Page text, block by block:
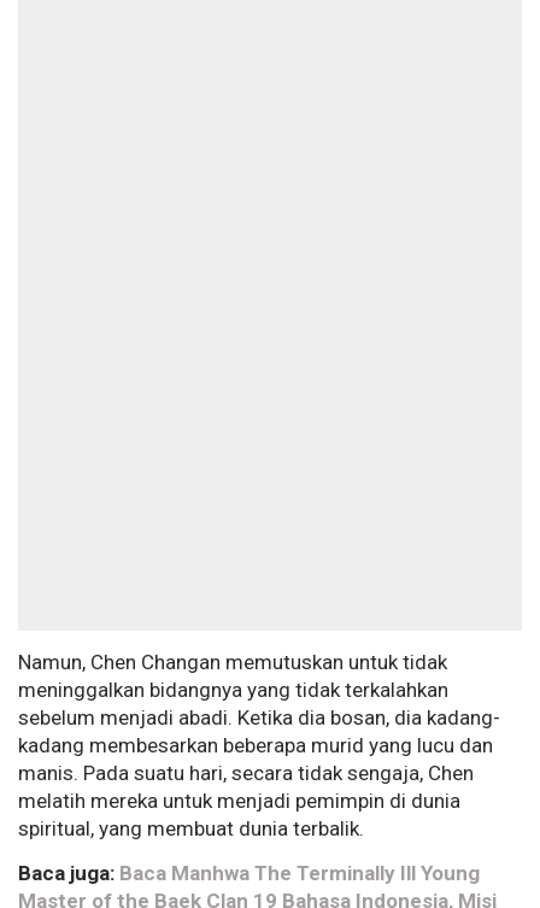
Namun, Chen Changan memutuskan untuk tidak
meninggalkan bidangnya yang tidak terkalahkan
sebelum menjadi abadi. Ketika dia bosan, dia kadang-
kadang membesarkan beberapa murid yang lucu dan
manis. Pada suatu hari, secara tidak sengaja, Chen
melatih mereka untuk menjadi pemimpin di dunia
spiritual, yang membuat dunia terbalik.
Baca juga: Baca Manhwa The Terminally Ill Young
Master of the Baek Clan 19 Bahasa Indonesia, Misi